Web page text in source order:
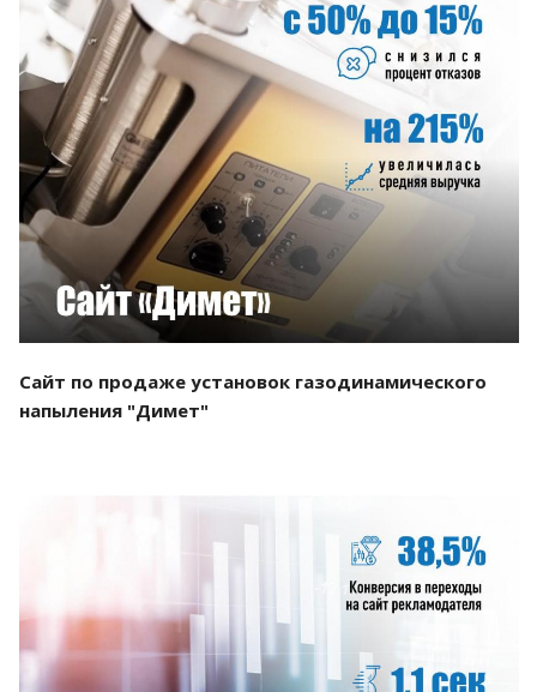
Смотреть проект
Сайт по продаже установок газодинамического
напыления "Димет"